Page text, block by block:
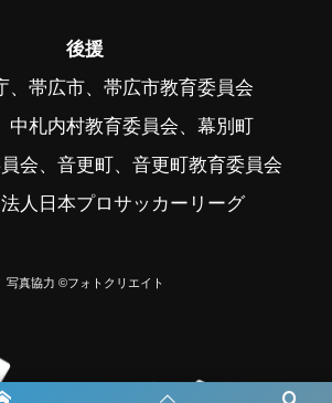
後援
、帯広市、帯広市教育委員会
中札内村教育委員会、幕別町
会、音更町、音更町教育委員会
人日本プロサッカーリーグ
写真協力 ©フォトクリエイト